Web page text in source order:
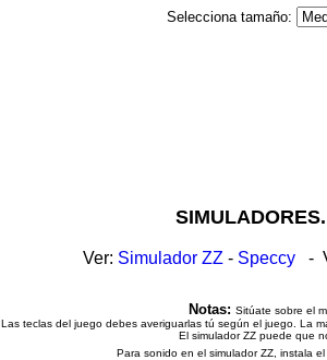
Selecciona tamaño:
Ver: Simulador ZZ - Speccy -
Notas: Sitúate sobre el
Las teclas del juego debes averiguarlas tú según el juego. La
El simulador ZZ puede que
Para sonido en el simulador ZZ, instala